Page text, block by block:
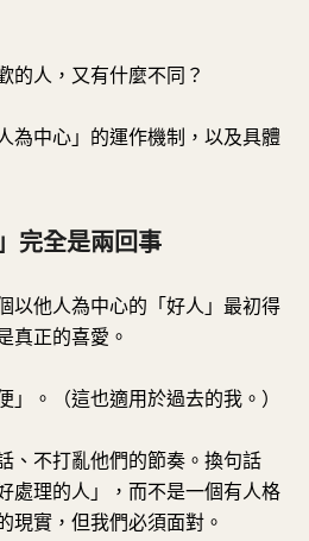
的人，又有什麼不同？
為中心」的運作機制，以及具體
完全是兩回事
以他人為中心的「好人」最初得
真正的喜愛。
」。（這也適用於過去的我。）
、不打亂他們的節奏。換句話
處理的人」，而不是一個有人格
現實，但我們必須面對。